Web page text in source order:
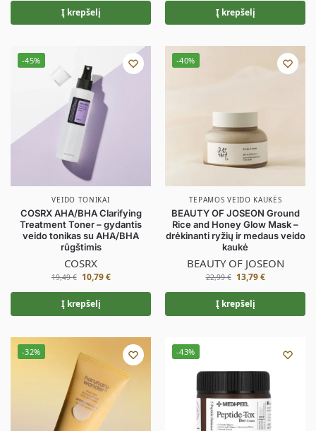
Į krepšelį Į krepšelį
-45%
VEIDO TONIKAI
COSRX AHA/BHA Clarifying
Treatment Toner – gydantis
veido tonikas su AHA/BHA
rūgštimis
COSRX
19,49€ 10,79€
Į krepšelį
-40%
TEPAMOS VEIDO KAUKĖS
BEAUTY OF JOSEON Ground
Rice and Honey Glow Mask –
drėkinanti ryžių ir medaus veido
kaukė
BEAUTY OF JOSEON
22,99€ 13,79€
Į krepšelį
-32% -43%